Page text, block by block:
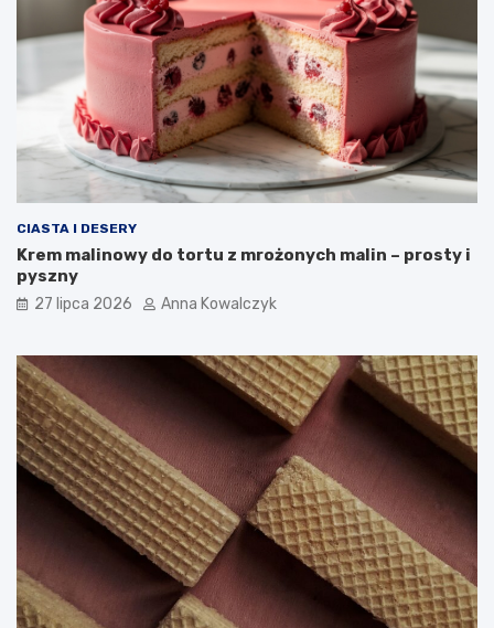
CIASTA I DESERY
Krem malinowy do tortu z mrożonych malin – prosty i
pyszny
27 lipca 2026 Anna Kowalczyk